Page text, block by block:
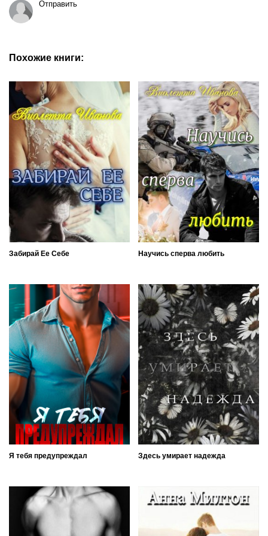
Отправить
Похожие книги:
Забирай Ее Себе Научись сперва любить
Я тебя предупреждал Здесь умирает надежда